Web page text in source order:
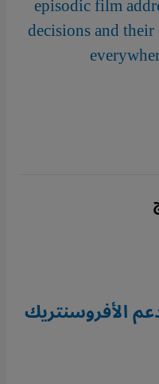
decisions and
الأفروسنتريك